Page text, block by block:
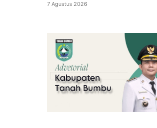
7 Agustus 2026